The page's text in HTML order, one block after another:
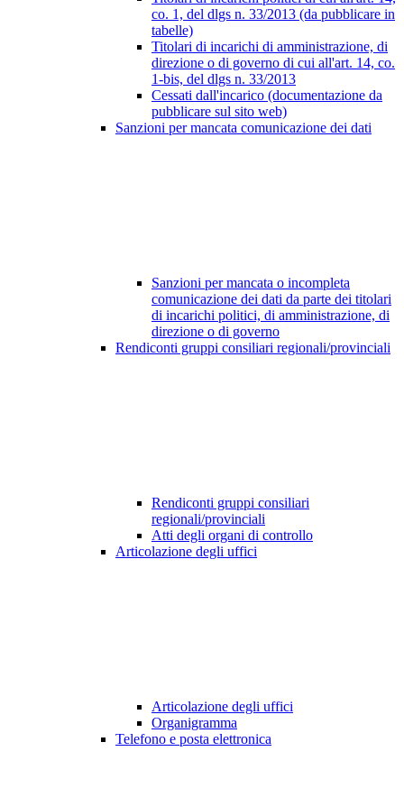
co. 1, del dlgs n. 33/2013 (da pubblicare in
tabelle)
Titolari di incarichi di amministrazione, di
direzione o di governo di cui all'art. 14, co.
1-bis, del dlgs n. 33/2013
Cessati dall'incarico (documentazione da
pubblicare sul sito web)
Sanzioni per mancata comunicazione dei dati
Sanzioni per mancata o incompleta
comunicazione dei dati da parte dei titolari
di incarichi politici, di amministrazione, di
direzione o di governo
Rendiconti gruppi consiliari regionali/provinciali
Rendiconti gruppi consiliari
regionali/provinciali
Atti degli organi di controllo
Articolazione degli uffici
Articolazione degli uffici
Organigramma
Telefono e posta elettronica